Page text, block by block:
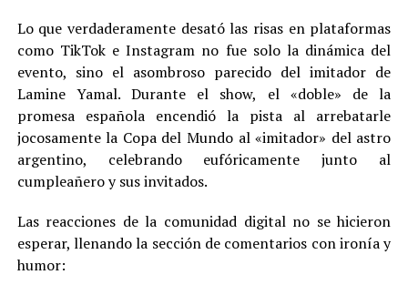
Lo que verdaderamente desató las risas en plataformas
como TikTok e Instagram no fue solo la dinámica del
evento, sino el asombroso parecido del imitador de
Lamine Yamal. Durante el show, el «doble» de la
promesa española encendió la pista al arrebatarle
jocosamente la Copa del Mundo al «imitador» del astro
argentino, celebrando eufóricamente junto al
cumpleañero y sus invitados.
Las reacciones de la comunidad digital no se hicieron
esperar, llenando la sección de comentarios con ironía y
humor: